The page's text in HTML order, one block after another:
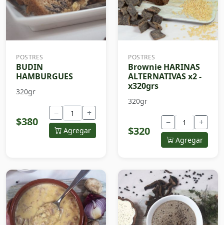
POSTRES
BUDIN
HAMBURGUES
320gr
$380
− +
Agregar
POSTRES
Brownie HARINAS
ALTERNATIVAS x2 -
x320grs
320gr
$320
− +
Agregar